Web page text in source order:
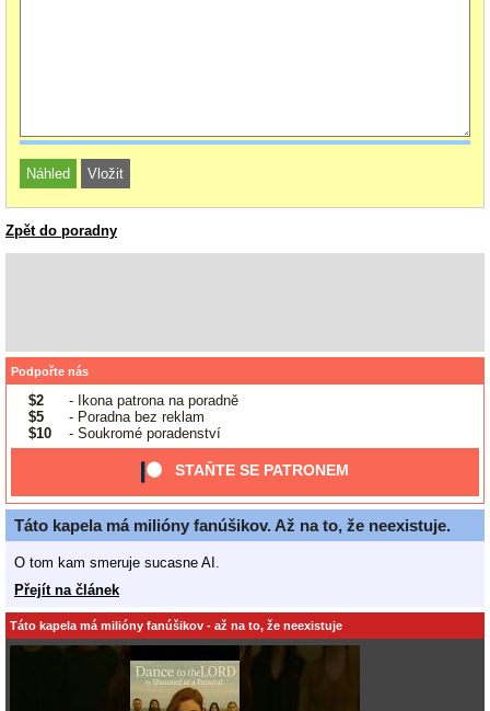
Zpět do poradny
Podpořte nás
$2
- Ikona patrona na poradně
$5
- Poradna bez reklam
$10
- Soukromé poradenství
STAŇTE SE PATRONEM
Táto kapela má milióny fanúšikov. Až na to, že neexistuje.
O tom kam smeruje sucasne AI.
Přejít na článek
Táto kapela má milióny fanúšikov - až na to, že neexistuje